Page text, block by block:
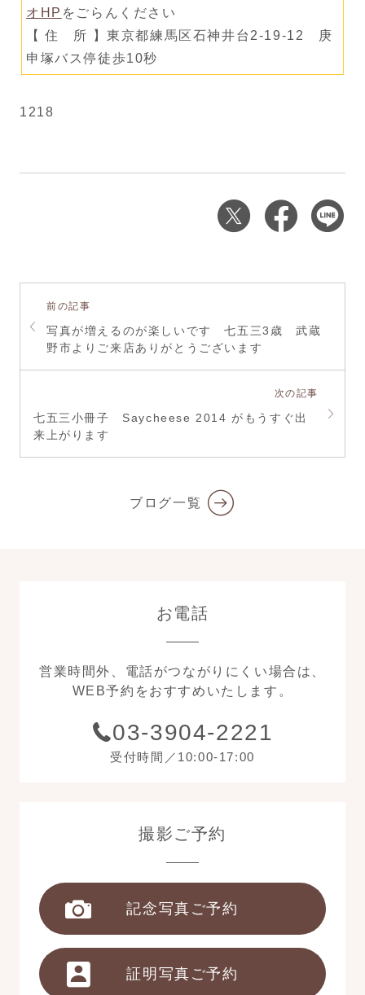
オHP をごらんください
【 住 所 】東京都練馬区石神井台2-19-12 庚
申塚バス停徒歩10秒
1218
前の記事
写真が増えるのが楽しいです 七五三3歳 武蔵
野市よりご来店ありがとうございます
次の記事
七五三小冊子 Saycheese 2014 がもうすぐ出
来上がります
ブログ一覧
お電話
営業時間外、電話がつながりにくい場合は、
WEB予約をおすすめいたします。
03-3904-2221
受付時間／10:00-17:00
撮影ご予約
記念写真ご予約
証明写真ご予約